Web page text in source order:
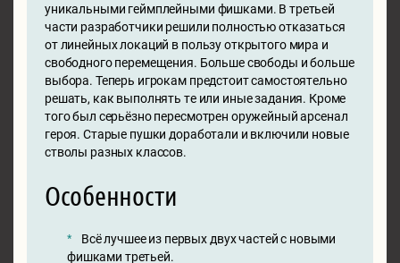
уникальными геймплейными фишками. В третьей
части разработчики решили полностью отказаться
от линейных локаций в пользу открытого мира и
свободного перемещения. Больше свободы и больше
выбора. Теперь игрокам предстоит самостоятельно
решать, как выполнять те или иные задания. Кроме
того был серьёзно пересмотрен оружейный арсенал
героя. Старые пушки доработали и включили новые
стволы разных классов.
Особенности
Всё лучшее из первых двух частей с новыми
фишками третьей.